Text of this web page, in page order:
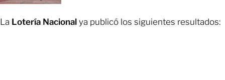
La Lotería Nacional ya publicó los siguientes resultados: